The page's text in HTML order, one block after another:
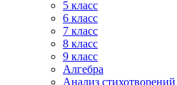
5 класс
6 класс
7 класс
8 класс
9 класс
Алгебра
Анализ стихотворений